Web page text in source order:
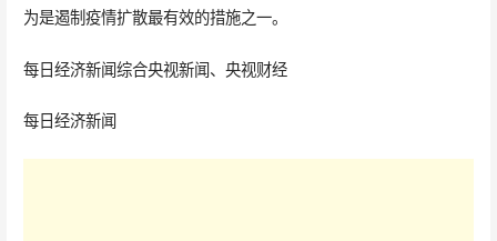
为是遏制疫情扩散最有效的措施之一。
每日经济新闻综合央视新闻、央视财经
每日经济新闻